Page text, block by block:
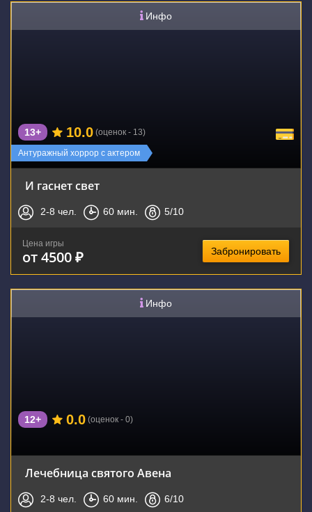
Инфо
Антуражный хоррор с актером
13+ 10.0 (оценок - 13)
И гаснет свет
2-8 чел. 60 мин. 5/10
Цена игры
от 4500 ₽ Забронировать
Инфо
12+ 0.0 (оценок - 0)
Лечебница святого Авена
2-8 чел. 60 мин. 6/10